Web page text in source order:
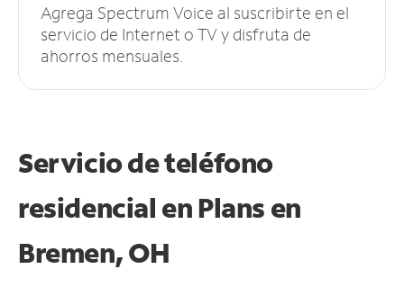
Agrega Spectrum Voice al suscribirte en el
servicio de Internet o TV y disfruta de
ahorros mensuales.
Servicio de teléfono
residencial en Plans en
Bremen, OH